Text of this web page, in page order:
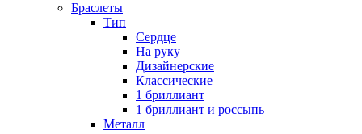
Браслеты
Тип
Сердце
На руку
Дизайнерские
Классические
1 бриллиант
1 бриллиант и россыпь
Металл